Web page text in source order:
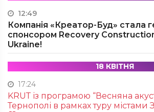
12:49
Компанія «Креатор-Буд» стала
спонсором Recovery
Ukraine!
18 КВІТНЯ
17:24
KRUТ із програмою “Весняна
Тернополі в рамках туру містами